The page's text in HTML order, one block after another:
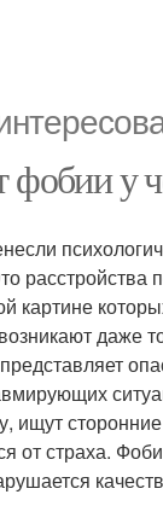
у
расстройства
картине
даже
ищут
от страха.